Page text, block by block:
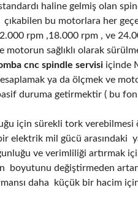
haline gelmiş olan
bu motorlara her
rpm ,18.000 rpm , ve
sağlıklı olarak
cnc spindle servisi içinde
ya da ölçmek ve motor
duruma getirmektir ( bu
için sürekli tork
elektrik mil gücü arasındaki
ve verimliliği artırmak
boyutunu değiştirmeden
daha küçük bir hacim